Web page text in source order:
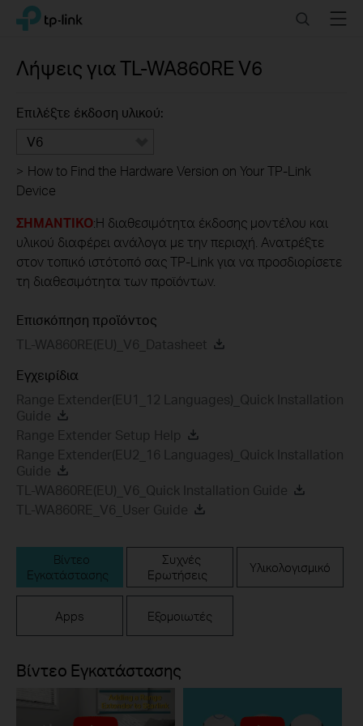
Click
navigation
TP-Link, Reliably Smart SearchMenu
Λήψεις γιαTL-WA860RE V6
Επιλέξτε έκδοση υλικού:
V6
> How to Find the Hardware Version on Your TP-Link
Device
ΣΗΜΑΝΤΙΚΟ:Η διαθεσιμότητα έκδοσης μοντέλου και
υλικού διαφέρει ανάλογα με την περιοχή. Ανατρέξτε
στον τοπικό ιστότοπό σας TP-Link για να προσδιορίσετε
τη διαθεσιμότητα των προϊόντων.
Επισκόπηση προϊόντος
TL-WA860RE(EU)_V6_Datasheet
Εγχειρίδια
Range Extender(EU1_12 Languages)_Quick Installation
Guide
Range Extender Setup Help
Range Extender(EU2_16 Languages)_Quick Installation
Guide
TL-WA860RE(EU)_V6_Quick Installation Guide
TL-WA860RE_V6_User Guide
Βίντεο
Εγκατάστασης
Συχνές
Ερωτήσεις
Υλικολογισμικό
Apps Εξομοιωτές
Βίντεο Εγκατάστασης